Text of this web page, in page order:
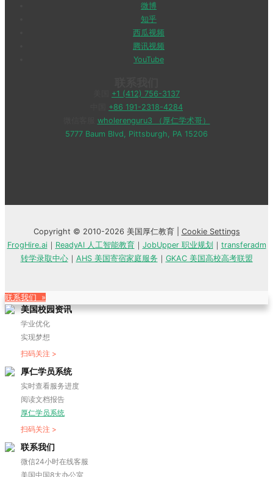
微博
知乎
西瓜视频
腾讯视频
YouTube
+1 (412) 756-3137
+86 191-2318-4284
wholerenguru3 （厚仁学术哥）
5777 Baum Blvd, Pittsburgh, PA 15206
Copyright © 2010-2026 美国厚仁教育 | Cookie Settings
FrogHire.ai｜ ReadyAI 人工智能教育｜ JobUpper 职业规划 ｜ transferadm
转学录取中心｜ AHS 美国寄宿家庭服务 ｜ GKAC 美国高校高考联盟
联系我们 »
美国校园资讯
学业优化
实现梦想
扫码关注 >
厚仁学员系统
实时查看服务进度
阅读文档报告
厚仁学员系统
扫码关注 >
联系我们
微信24小时在线客服
美国中国8大办公室